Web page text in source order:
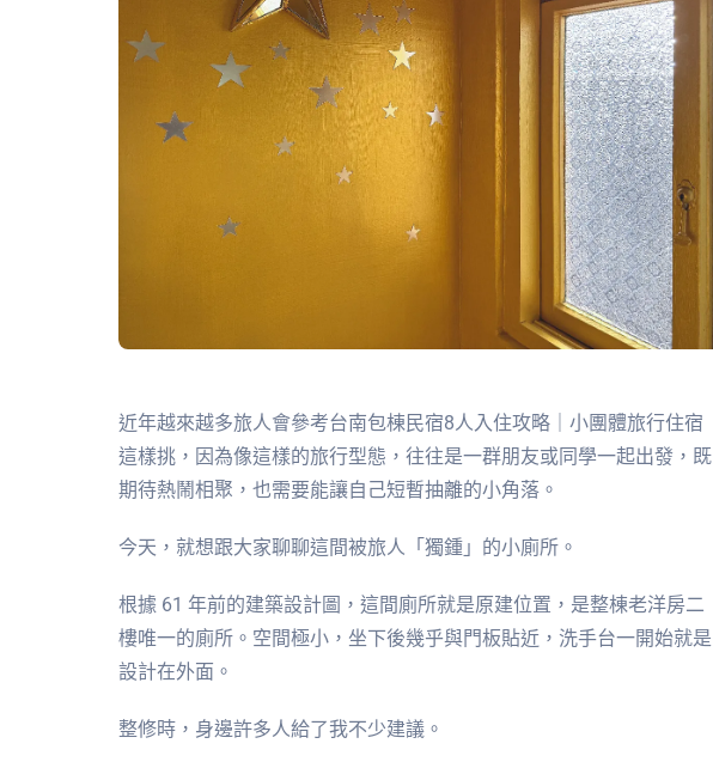
近年越來越多旅人會參考台南包棟民宿8人入住攻略｜小團體旅行住宿
這樣挑，因為像這樣的旅行型態，往往是一群朋友或同學一起出發，既
期待熱鬧相聚，也需要能讓自己短暫抽離的小角落。
今天，就想跟大家聊聊這間被旅人「獨鍾」的小廁所。
根據 61 年前的建築設計圖，這間廁所就是原建位置，是整棟老洋房二
樓唯一的廁所。空間極小，坐下後幾乎與門板貼近，洗手台一開始就是
設計在外面。
整修時，身邊許多人給了我不少建議。